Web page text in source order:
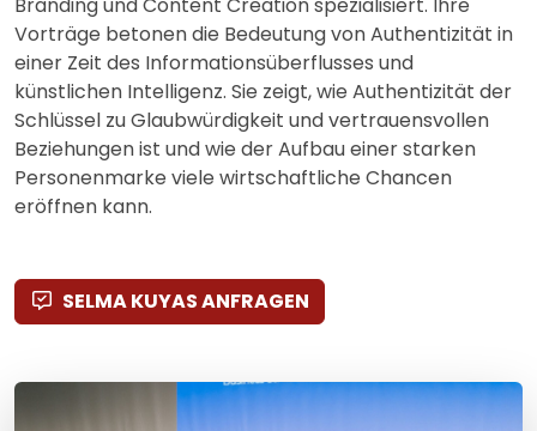
Vorträge betonen die Bedeutung von Authentizität in
einer Zeit des Informationsüberflusses und
künstlichen Intelligenz. Sie zeigt, wie Authentizität der
Schlüssel zu Glaubwürdigkeit und vertrauensvollen
Beziehungen ist und wie der Aufbau einer starken
Personenmarke viele wirtschaftliche Chancen
eröffnen kann.
SELMA KUYAS ANFRAGEN